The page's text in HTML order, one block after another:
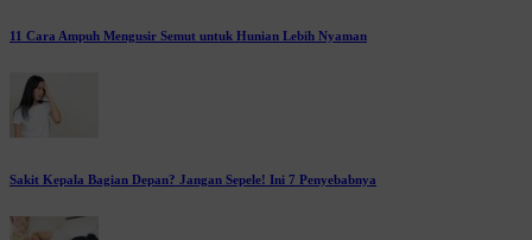
11 Cara Ampuh Mengusir Semut untuk Hunian Lebih Nyaman
Sakit Kepala Bagian Depan? Jangan Sepele! Ini 7 Penyebabnya